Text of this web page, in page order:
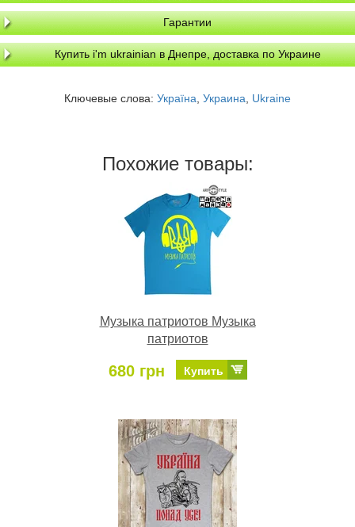
Гарантии
Купить i'm ukrainian в Днепре, доставка по Украине
Ключевые слова: Україна Украина Ukraine
Похожие товары:
Музыка патриотов Музыка
патриотов
680 грн Купить